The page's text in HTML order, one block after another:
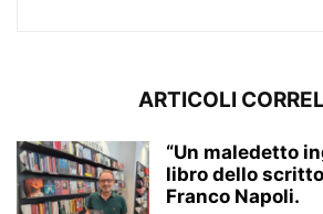
ARTICOLI
“Un maledetto
libro dello
Franco Napoli.